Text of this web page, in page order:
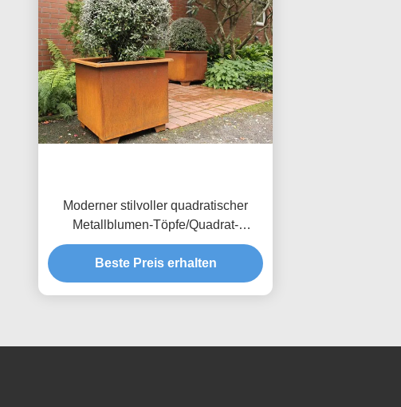
Moderner stilvoller quadratischer
Metallblumen-Töpfe/Quadrat-
Metallgarten-Pflanzer Corten-Stahl
Beste Preis erhalten